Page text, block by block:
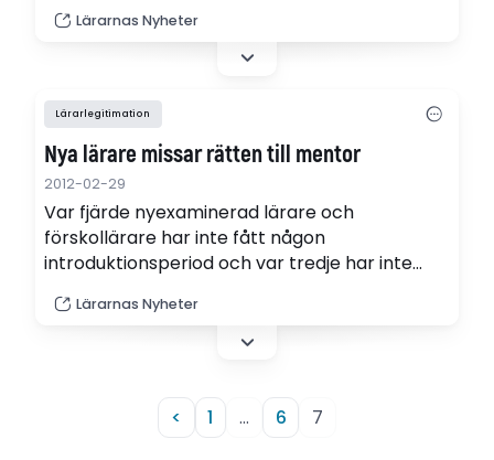
förskoleklass och vet inte om mina dagar har
börjat räknas än. För att komma upp i heltid
Lärarnas Nyheter
Lärarlegitimation
Nya lärare missar rätten till mentor
2012-02-29
Var fjärde nyexaminerad lärare och
förskollärare har inte fått någon
introduktionsperiod och var tredje har inte
kräver att de ska ha det. Det visar en
undersökning som Lärarnas tidning har gjort.
Lärarnas Nyheter
< 1 … 6 7